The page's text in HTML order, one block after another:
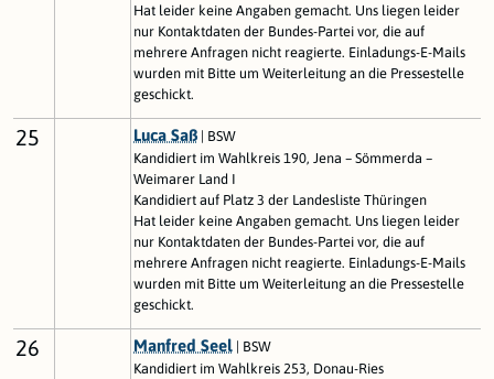
Hat leider keine Angaben gemacht. Uns liegen leider
nur Kontaktdaten der Bundes-Partei vor, die auf
mehrere Anfragen nicht reagierte. Einladungs-E-Mails
wurden mit Bitte um Weiterleitung an die Pressestelle
geschickt.
25 Luca Saß | BSW
Kandidiert im Wahlkreis 190, Jena – Sömmerda –
Weimarer Land I
Kandidiert auf Platz 3 der Landesliste Thüringen
Hat leider keine Angaben gemacht. Uns liegen leider
nur Kontaktdaten der Bundes-Partei vor, die auf
mehrere Anfragen nicht reagierte. Einladungs-E-Mails
wurden mit Bitte um Weiterleitung an die Pressestelle
geschickt.
26 Manfred Seel | BSW
Kandidiert im Wahlkreis 253, Donau-Ries